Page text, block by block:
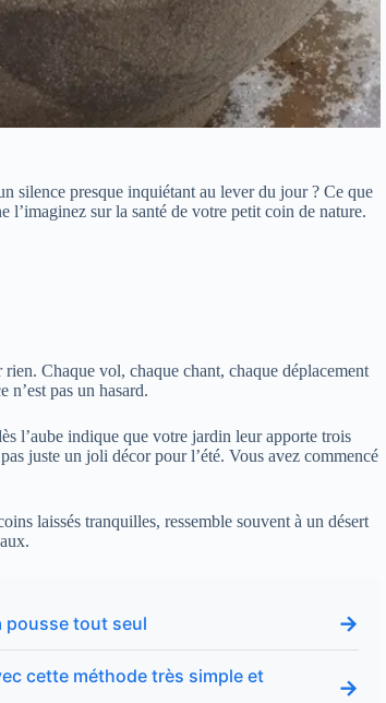
silence presque inquiétant au lever du jour ? Ce que
sur la santé de votre petit coin de nature.
Chaque vol, chaque chant, chaque déplacement
pas un hasard.
l’aube indique que votre jardin leur apporte trois
juste un joli décor pour l’été. Vous avez commencé
laissés tranquilles, ressemble souvent à un désert
pousse tout seul →
cette méthode très simple et
→